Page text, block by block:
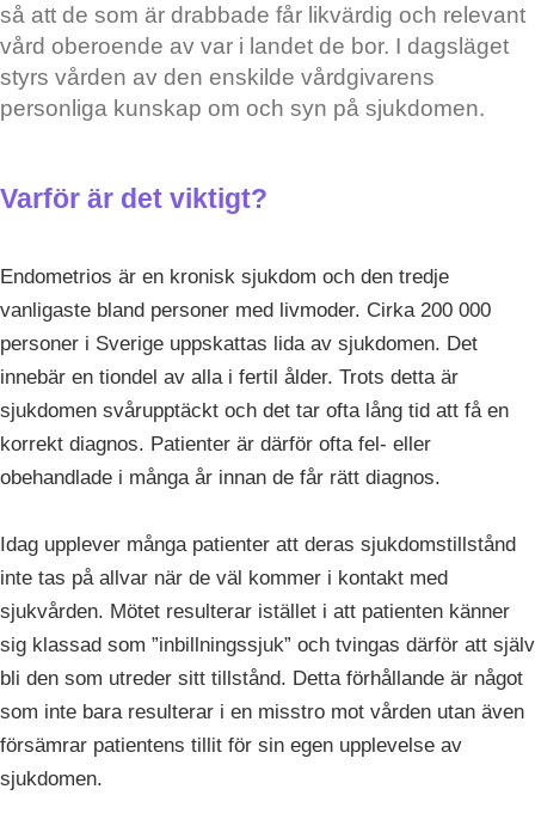
så att de som är drabbade får likvärdig och relevant
vård oberoende av var i landet de bor. I dagsläget
styrs vården av den enskilde vårdgivarens
personliga kunskap om och syn på sjukdomen.
Varför är det viktigt?
Endometrios är en kronisk sjukdom och den tredje
vanligaste bland personer med livmoder. Cirka 200 000
personer i Sverige uppskattas lida av sjukdomen. Det
innebär en tiondel av alla i fertil ålder. Trots detta är
sjukdomen svårupptäckt och det tar ofta lång tid att få en
korrekt diagnos. Patienter är därför ofta fel- eller
obehandlade i många år innan de får rätt diagnos.
Idag upplever många patienter att deras sjukdomstillstånd
inte tas på allvar när de väl kommer i kontakt med
sjukvården. Mötet resulterar istället i att patienten känner
sig klassad som ”inbillningssjuk” och tvingas därför att själv
bli den som utreder sitt tillstånd. Detta förhållande är något
som inte bara resulterar i en misstro mot vården utan även
försämrar patientens tillit för sin egen upplevelse av
sjukdomen.